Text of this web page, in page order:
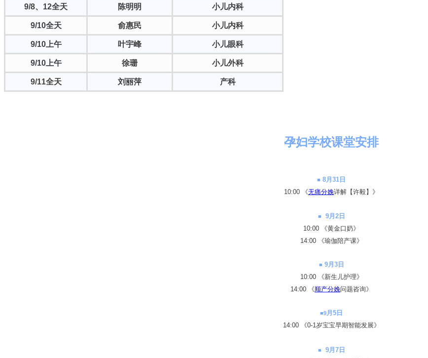
9/8、12全天 陈明明 小儿内科
9/10全天 俞惠民 小儿内科
9/10上午 叶宇峰 小儿眼科
9/10上午 徐珊 小儿外科
9/11全天 刘丽萍 产科
孕妇学校课堂安排
■ 8月31日
10:00 《无痛分娩详解【许毅】》
■ 9月2日
10:00
《黄金口奶》
14:00 《瑜伽陪产课》
■ 9月3日
10:00 《新生儿护理》
14:00 《顺产分娩问题咨询》
■9月5日
14:00 《0-1岁宝宝早期智能发展》
■ 9月7日